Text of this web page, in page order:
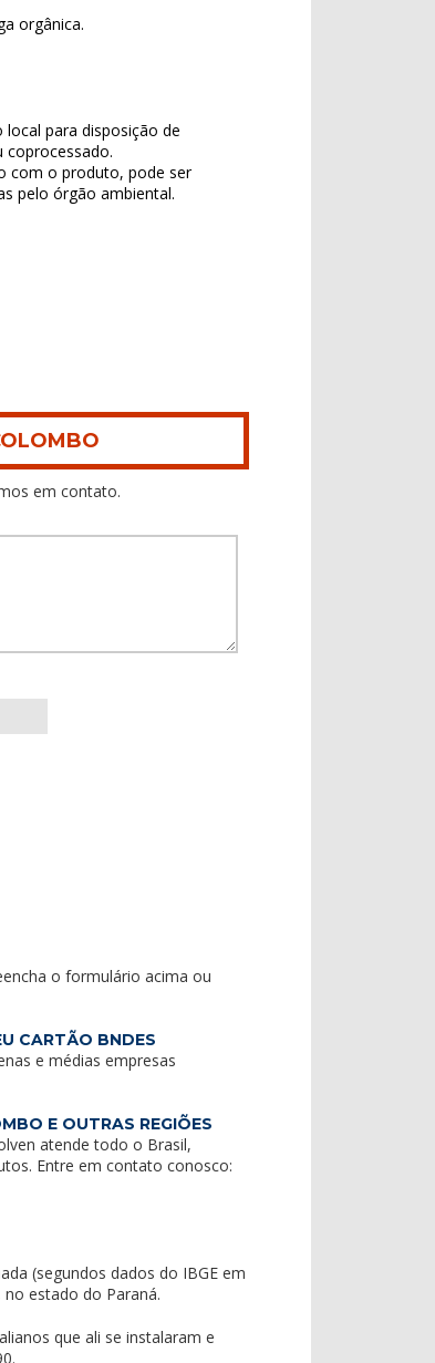
orgânica.
local para disposição de
coprocessado.
com o produto, pode ser
pelo órgão ambiental.
em contato.
o formulário acima ou
CARTÃO BNDES
e médias empresas
E OUTRAS REGIÕES
atende todo o Brasil,
Entre em contato conosco:
(segundos dados do IBGE em
estado do Paraná.
que ali se instalaram e